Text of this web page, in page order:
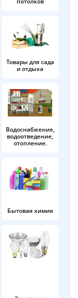
Товары для сада
и отдыха
Водоснабжение,
водоотведение,
отопление.
Бытовая химия